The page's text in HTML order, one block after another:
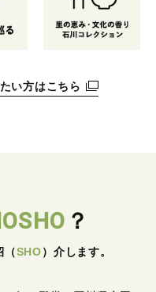
い方はこちら
？
（SHO） 介します。